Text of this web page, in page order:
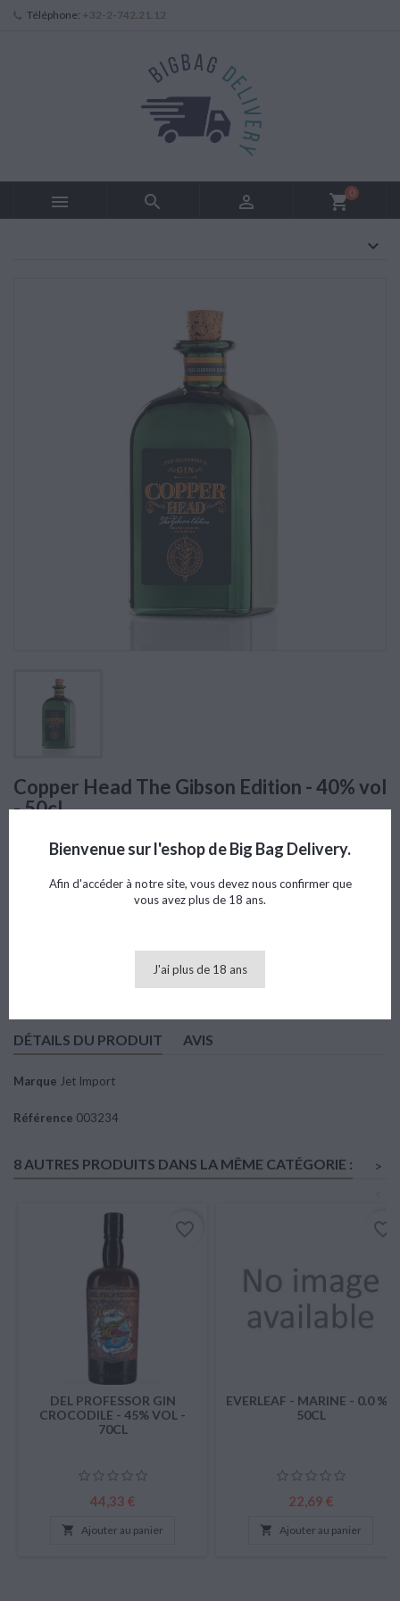
Téléphone: +32-2-742.21.12
   shopping_cart0
Copper Head The Gibson Edition - 40% vol
- 50cl
 Ajouter au panier
DÉTAILS DU PRODUIT AVIS
Marque Jet Import
Référence 003234
8 AUTRES PRODUITS DANS LA MÊME CATÉGORIE :
>
DEL PROFESSOR GIN
CROCODILE - 45% VOL -
70CL
Prix
44,33 €
 Ajouter au panier
favorite_border
EVERLEAF - MARINE - 0.0 % -
50CL
Prix
22,69 €
 Ajouter au panier
favorite_border
Bienvenue sur l'eshop de Big Bag Delivery.
Afin d'accéder à notre site, vous devez nous confirmer que
vous avez plus de 18 ans.
J'ai plus de 18 ans